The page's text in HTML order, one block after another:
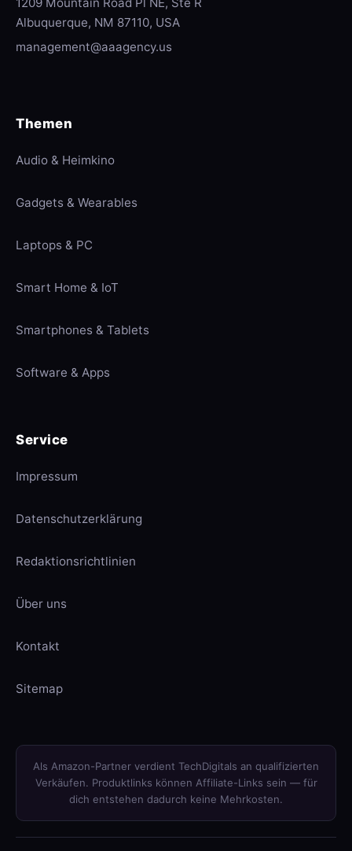
Albuquerque, NM 87110, USA
management@aaagency.us
Themen
Audio & Heimkino
Gadgets & Wearables
Laptops & PC
Smart Home & IoT
Smartphones & Tablets
Software & Apps
Service
Impressum
Datenschutzerklärung
Redaktionsrichtlinien
Über uns
Kontakt
Sitemap
Als Amazon-Partner verdient TechDigitals an qualifizierten
Verkäufen. Produktlinks können Affiliate-Links sein — für
dich entstehen dadurch keine Mehrkosten.